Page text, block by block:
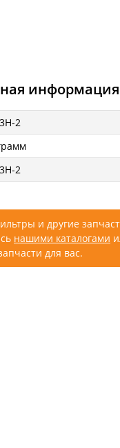
информация
2
2
и другие
нашими каталогами
для вас.